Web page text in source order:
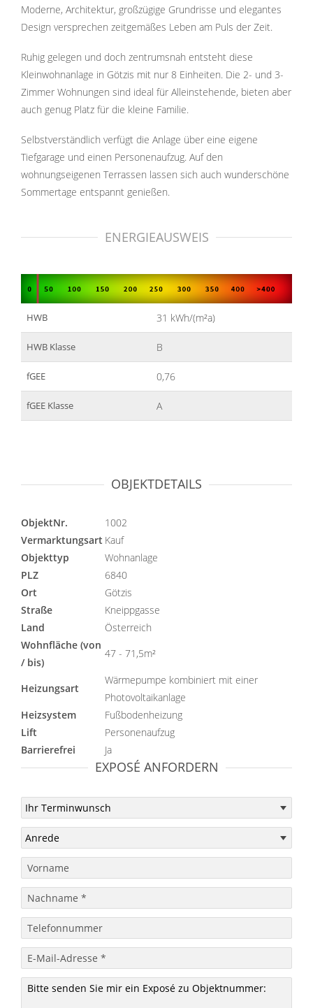
Moderne, Architektur, großzügige Grundrisse und elegantes
Design versprechen zeitgemäßes Leben am Puls der Zeit.
Ruhig gelegen und doch zentrumsnah entsteht diese
Kleinwohnanlage in Götzis mit nur 8 Einheiten. Die 2- und 3-
Zimmer Wohnungen sind ideal für Alleinstehende, bieten aber
auch genug Platz für die kleine Familie.
Selbstverständlich verfügt die Anlage über eine eigene
Tiefgarage und einen Personenaufzug. Auf den
wohnungseigenen Terrassen lassen sich auch wunderschöne
Sommertage entspannt genießen.
ENERGIEAUSWEIS
HWB 31 kWh/(m²a)
HWB Klasse B
fGEE 0,76
fGEE Klasse A
OBJEKTDETAILS
ObjektNr.
1002
Vermarktungsart Kauf
Objekttyp
Wohnanlage
PLZ
6840
Ort
Götzis
Straße
Kneippgasse
Land
Österreich
Wohnfläche (von
/ bis)
47 - 71,5m²
Heizungsart
Wärmepumpe kombiniert mit einer
Photovoltaikanlage
Heizsystem
Fußbodenheizung
Lift
Personenaufzug
Barrierefrei
Ja
EXPOSÉ ANFORDERN